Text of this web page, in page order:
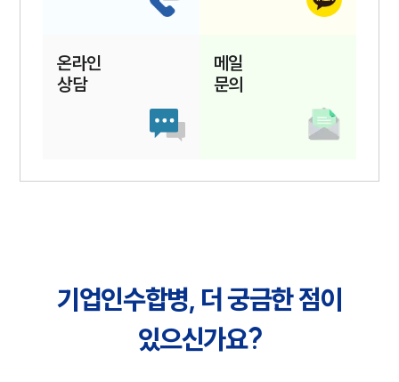
온라인
상담
메일
문의
기업인수합병, 더 궁금한 점이
있으신가요?